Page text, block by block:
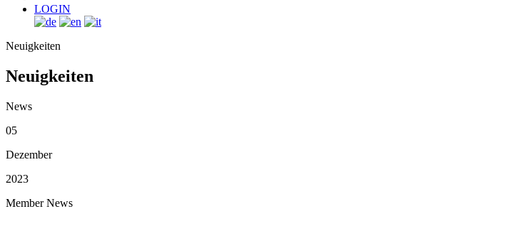
LOGIN
Neuigkeiten
Neuigkeiten
News
05
Dezember
2023
Member News